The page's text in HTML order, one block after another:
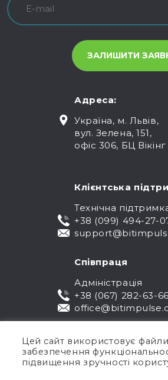
Адреса:
Україна, м. Львів,
вул. Зелена, 151,
офіс 306, БЦ Вікінг
Клієнтська
Технічна
+38 (099) 494-27-
Співпраця
Адміністрація
+38 (067) 282-63-66
Цей сайт використовує
забезпечення
підвищення зручності